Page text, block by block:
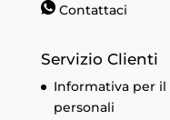
Contattaci
Servizio Clienti
Informativa per
personali